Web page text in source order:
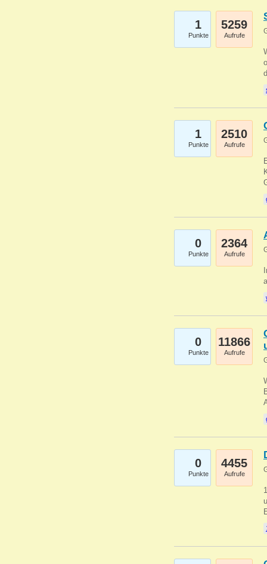
1
Punkte
5259
Aufrufe
1
Punkte
2510
Aufrufe
0
Punkte
2364
Aufrufe
0
Punkte
11866
Aufrufe
0
Punkte
4455
Aufrufe